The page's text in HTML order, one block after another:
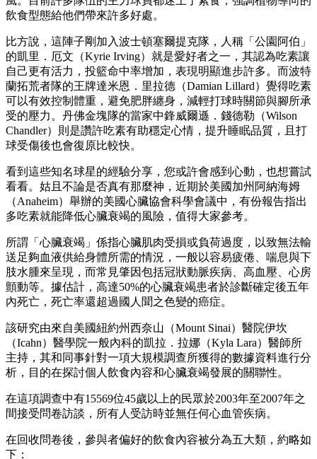
飲食型態給他們帶來許多好處。
比方說，這陣子剛加入波士頓塞爾提克隊，人稱「公園阿伯」
的凱里．厄文（Kyrie Irving）就是愛好者之一，其認為吃素讓
自己更有活力，投籃命中率增加，表現明顯進步許多。而波特
蘭拓荒者隊的王牌達米恩．里拉德（Damian Lillard）覺得吃素
可以有效控制體重，避免肥胖纏身，減輕打球時關節與腳所承
受的壓力。丹佛金塊隊的當家中鋒威爾遜．錢德勒（Wilson
Chandler）則是讚許吃素有助穩定心情，提升睡眠品質，且打
球受傷後也會復原比較快。
看到這些知名球星的經驗分享，您或許會感到心動，也想嘗試
看看。姑且不論是否真有那麼神，近期於美國加州阿納海姆
（Anaheim）舉辦的美國心臟協會科學會議中，有份報告指出
多吃素就能降低心臟衰竭的風險，值得大家參考。
所謂「心臟衰竭」係指心臟肌肉受損或負荷過度，以致無法輸
送足夠血液供給身體所需的情況，一般以容易疲倦、喘息與下
肢水腫來呈現，而常見肇因包括冠狀動脈疾病、高血壓、心房
顫動等。據估計，高達50%的心臟衰竭患者於診斷確定後五年
內死亡，死亡率還超過國人聞之色變的癌症。
該研究由來自美國紐約州西奈山（Mount Sinai）醫院伊坎
（Icahn）醫學院一般內科的凱拉．拉娜（Kyla Lara）醫師所
主持，其和同事針對一項大規模調查所獲得的數據資料進行分
析，目的在探討個人飲食內容和心臟衰竭發展的關聯性。
在這項調查中有15569位45歲以上的民眾於2003年至2007年之
間接受問卷訪談，所有人受訪時並無任何心血管疾病。
在回收問卷後，參與者偏好的飲食內容被分為五大類，約略如
下：